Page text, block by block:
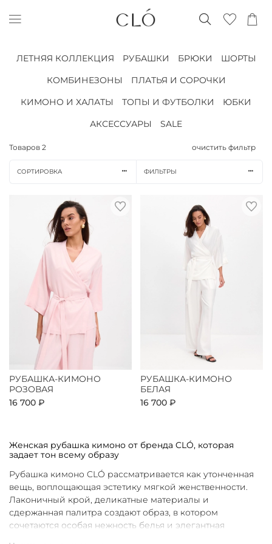
ЛЕТНЯЯ КОЛЛЕКЦИЯ РУБАШКИ БРЮКИ
ШОРТЫ
КОМБИНЕЗОНЫ
ПЛАТЬЯ И СОРОЧКИ
КИМОНО И ХАЛАТЫ
ТОПЫ И ФУТБОЛКИ
ЮБКИ
АКСЕССУАРЫ
SALE
Товаров 2 очистить фильтр
СОРТИРОВКА ФИЛЬТРЫ
РУБАШКА-КИМОНО
РОЗОВАЯ
16 700 ₽
РУБАШКА-КИМОНО
БЕЛАЯ
16 700 ₽
Женская рубашка кимоно от бренда CLÓ, которая
задает тон всему образу
Рубашка кимоно CLÓ рассматривается как утонченная
вещь, воплощающая эстетику мягкой женственности.
Лаконичный крой, деликатные материалы и
сдержанная палитра создают образ, в котором
сочетаются особая нежность белья и элегантная